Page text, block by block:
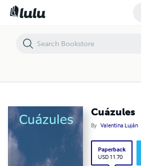
Cuázules
By Valentina Luján
Paperback
USD 11.70
Cuázules